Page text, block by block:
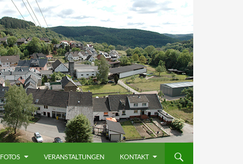
FOTOS VERANSTALTUNGEN KONTAKT